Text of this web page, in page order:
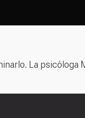
La psicóloga